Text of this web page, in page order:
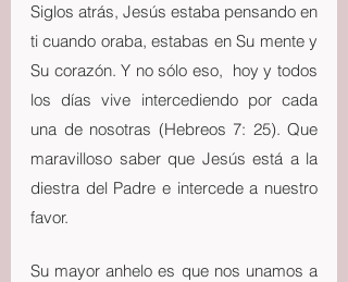
Siglos atrás, Jesús estaba pensando en
ti cuando oraba, estabas en Su mente y
Su corazón. Y no sólo eso,  hoy y todos
los días vive intercediendo por cada
una de nosotras (Hebreos 7: 25). Que
maravilloso saber que Jesús está a la
diestra del Padre e intercede a nuestro
favor.
Su mayor anhelo es que nos unamos a